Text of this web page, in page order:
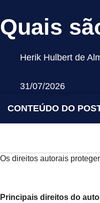
Quais
Herik Hulbert de
31/07/2026
CONTEÚDO DO
Os direitos autorais
Principais direitos do